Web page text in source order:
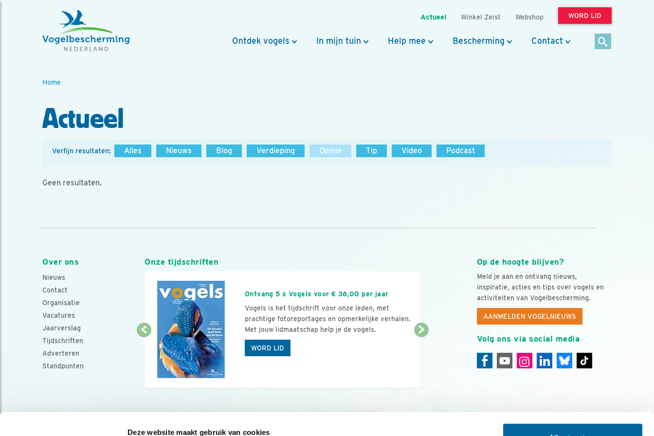
Deze website maakt gebruik van cookies
Actueel Winkel Zeist Webshop WORD LID
Ontdek vogels In mijn tuin Help mee Bescherming Contact
Home
Actueel
Verfijn resultaten: Alles Nieuws Blog Verdieping Opinie Tip Video Podcast
Geen resultaten.
Over ons
Nieuws
Contact
Organisatie
Vacatures
Jaarverslag
Tijdschriften
Adverteren
Standpunten
Op de hoogte blijven?
Meld je aan en ontvang nieuws,
inspiratie, acties en tips over vogels en
activiteiten van Vogelbescherming.
AANMELDEN VOGELNIEUWS
Volg ons via social media
Onze tijdschriften
Ontvang 5 x Vogels voor € 36,00 per jaar
Vogels is het tijdschrift voor onze leden, met
prachtige fotoreportages en opmerkelijke verhalen.
Met jouw lidmaatschap help je de vogels.
WORD LID